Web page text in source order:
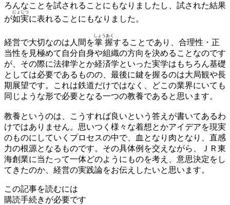
ろんなことを試されることにもなりましたし、試された結果
が如実
にょじつ
に表れることにもなりました。
経営で大切なのは人間を掌握
しょうあく
することであり、合理性・正
当性を見極めて自分自身や組織の方向を決めることなのです
が、その際に法律学とか経済学といった実学はもちろん基礎
としては必要であるものの、最後に鍵を握るのは大局観や長
期展望です。これは鉄道だけではなく、どこの業界にいても
同じような形で必要となる一つの教養であると思います。
教養というのは、こうすれば良いという答えが書いてあるわ
けではありません。思いつく様々な着想とかアイデアを現実
のものにしていくプロセスの中で、血となり肉となり、直感
力の根源となるものです。その具体例を交えながら、ＪＲ東
海創業に当たって一体どのようにものを考え、意思決定をし
てきたのか、経営の実践論をお伝えしたいと思います。
この記事を読むには
購読手続きが必要です